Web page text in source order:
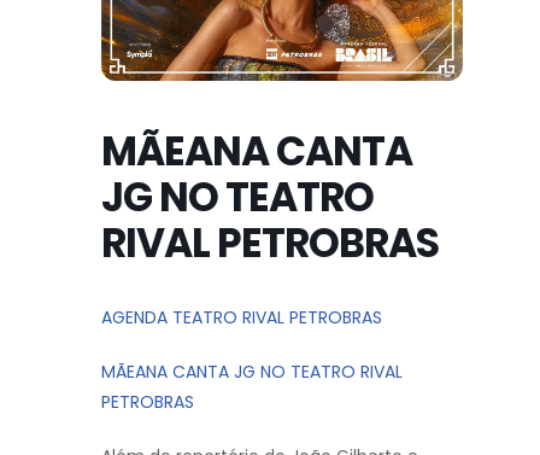
MÃEANA CANTA
JG NO TEATRO
RIVAL PETROBRAS
AGENDA TEATRO RIVAL PETROBRAS
MÃEANA CANTA JG NO TEATRO RIVAL
PETROBRAS